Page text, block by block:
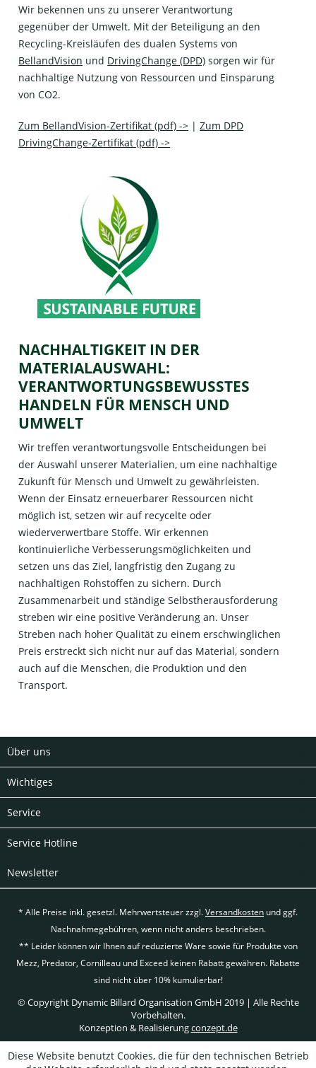
Wir bekennen uns zu unserer Verantwortung
gegenüber der Umwelt. Mit der Beteiligung an den
Recycling-Kreisläufen des dualen Systems von
BellandVision und DrivingChange (DPD) sorgen wir für
nachhaltige Nutzung von Ressourcen und Einsparung
von CO2.
Zum BellandVision-Zertifikat (pdf) -> |Zum DPD
DrivingChange-Zertifikat (pdf) ->
NACHHALTIGKEIT IN DER
MATERIALAUSWAHL:
VERANTWORTUNGSBEWUSSTES
HANDELN FÜR MENSCH UND
UMWELT
Wir treffen verantwortungsvolle Entscheidungen bei
der Auswahl unserer Materialien, um eine nachhaltige
Zukunft für Mensch und Umwelt zu gewährleisten.
Wenn der Einsatz erneuerbarer Ressourcen nicht
möglich ist, setzen wir auf recycelte oder
wiederverwertbare Stoffe. Wir erkennen
kontinuierliche Verbesserungsmöglichkeiten und
setzen uns das Ziel, langfristig den Zugang zu
nachhaltigen Rohstoffen zu sichern. Durch
Zusammenarbeit und ständige Selbstherausforderung
streben wir eine positive Veränderung an. Unser
Streben nach hoher Qualität zu einem erschwinglichen
Preis erstreckt sich nicht nur auf das Material, sondern
auch auf die Menschen, die Produktion und den
Transport.
Über uns
Wichtiges
Service
Service Hotline
Newsletter
* Alle Preise inkl. gesetzl. Mehrwertsteuer zzgl.Versandkosten und ggf.
Nachnahmegebühren, wenn nicht anders beschrieben.
** Leider können wir Ihnen auf reduzierte Ware sowie für Produkte von
Mezz, Predator, Cornilleau und Exceed keinen Rabatt gewähren. Rabatte
sind nicht über 10% kumulierbar!
© Copyright Dynamic Billard Organisation GmbH 2019 | Alle Rechte
Vorbehalten.
Konzeption & Realisierungconzept.de
Diese Website benutzt Cookies, die für den technischen Betrieb